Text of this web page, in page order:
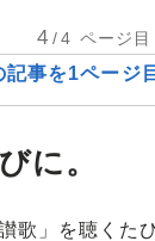
4 /4 ページ目
記事を1ページ
に。
」を聴くたび